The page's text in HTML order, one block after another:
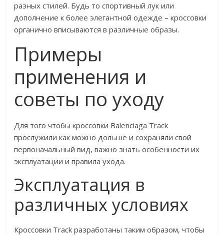
разных стилей. Будь то спортивный лук или
дополнение к более элегантной одежде – кроссовки
органично вписываются в различные образы.
Примеры
применения и
советы по уходу
Для того чтобы кроссовки Balenciaga Track
прослужили как можно дольше и сохраняли свой
первоначальный вид, важно знать особенности их
эксплуатации и правила ухода.
Эксплуатация в
различных условиях
Кроссовки Track разработаны таким образом, чтобы